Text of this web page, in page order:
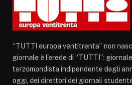
“TUTTI europa ventitrenta” non
giornale è l’erede di “TUTTI”:
terzomondista indipendente degli
oggi, dei direttori dei giornali